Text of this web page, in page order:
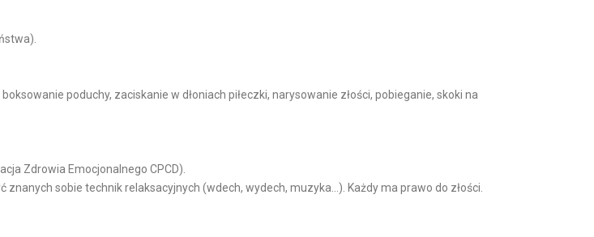
poduchy, zaciskanie w dłoniach piłeczki, narysowanie złości, pobieganie, skoki na
Zdrowia Emocjonalnego CPCD).
sobie technik relaksacyjnych (wdech, wydech, muzyka…). Każdy ma prawo do złości.